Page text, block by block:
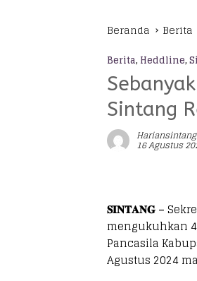
Beranda Berita
Berita, Heddline,
Sintang
16 Agustus
𝐒𝐈𝐍𝐓𝐀𝐍𝐆 –
mengukuhkan
Pancasila
Agustus 2024